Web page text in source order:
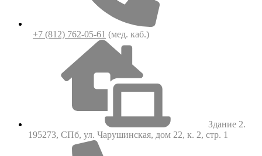
+7 (812) 762-05-61 (мед. каб.)
Здание 2.
195273, СПб, ул. Чарушинская, дом 22, к. 2, стр. 1